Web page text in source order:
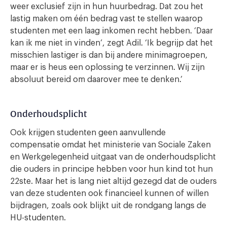
weer exclusief zijn in hun huurbedrag. Dat zou het
lastig maken om één bedrag vast te stellen waarop
studenten met een laag inkomen recht hebben. ‘Daar
kan ik me niet in vinden’, zegt Adil. ‘Ik begrijp dat het
misschien lastiger is dan bij andere minimagroepen,
maar er is heus een oplossing te verzinnen. Wij zijn
absoluut bereid om daarover mee te denken.’
Onderhoudsplicht
Ook krijgen studenten geen aanvullende
compensatie omdat het ministerie van Sociale Zaken
en Werkgelegenheid uitgaat van de onderhoudsplicht
die ouders in principe hebben voor hun kind tot hun
22ste. Maar het is lang niet altijd gezegd dat de ouders
van deze studenten ook financieel kunnen of willen
bijdragen, zoals ook blijkt uit de rondgang langs de
HU-studenten.